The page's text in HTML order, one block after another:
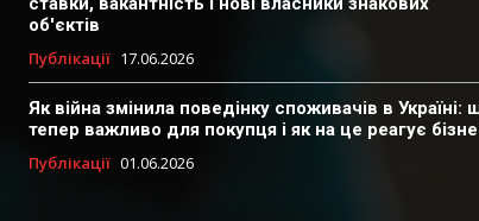
об'єктів
Публікації 17.06.2026
Як війна змінила поведінку споживачів в Україні:
тепер важливо для покупця і як на це реагує
Публікації 01.06.2026